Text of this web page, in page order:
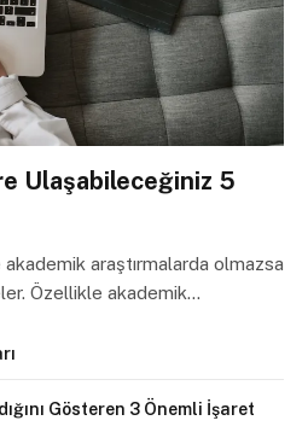
Ulaşabileceğiniz 5
araştırmalarda olmazsa
Özellikle akademik…
Gösteren 3 Önemli İşaret